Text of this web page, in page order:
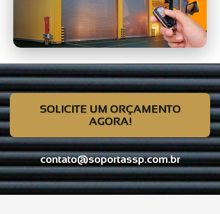
SOLICITE UM ORÇAMENTO
AGORA!
contato@soportassp.com.br